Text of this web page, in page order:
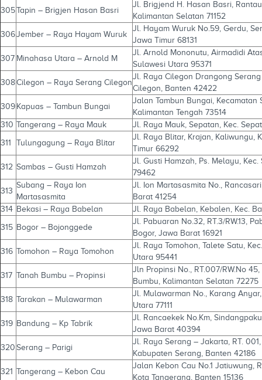
305Tapin – Brigjen Hasan Basri
Jl. Brigjend H. Hasan Basri,
Kalimantan Selatan 71152
306Jember – Raya Hayam Wuruk
Jl. Hayam Wuruk No.59, Gerdu,
Jawa Timur 68131
307 Minahasa Utara – Arnold M
Jl. Arnold Mononutu, Airmadidi
Sulawesi Utara 95371
308Cilegon – Raya Serang Cilegon
Jl. Raya Cilegon Drangong
Cilegon, Banten 42422
309 Kapuas – Tambun Bungai
Jalan Tambun Bungai, Kecamatan
Kalimantan Tengah 73514
310 Tangerang – Raya Mauk Jl. Raya Mauk, Sepatan, Kec.
311 Tulungagung – Raya Blitar
Jl. Raya Blitar, Krajan, Kaliwungu,
Timur 66292
312 Sambas – Gusti Hamzah
Jl. Gusti Hamzah, Ps. Melayu,
79462
313
Subang – Raya Ion
Martasasmita
Jl. Ion Martasasmita No.,
Barat 41254
314 Bekasi – Raya Babelan Jl. Raya Babelan, Kebalen, Kec.
315 Bogor – Bojonggede
Jl. Pabuaran No.32, RT.3/RW.13,
Bogor, Jawa Barat 16921
316 Tomohon – Raya Tomohon
Jl. Raya Tomohon, Talete Satu,
Utara 95441
317 Tanah Bumbu – Propinsi
Jln Propinsi No., RT.007/RW.No
Bumbu, Kalimantan Selatan 72275
318 Tarakan – Mulawarman
Jl. Mulawarman No., Karang
Utara 77111
319 Bandung – Kp Tabrik
Jl. Rancaekek No.Km,
Jawa Barat 40394
320 Serang – Parigi
Jl. Raya Serang – Jakarta, RT.
Kabupaten Serang, Banten 42186
321 Tangerang – Kebon Cau
Jalan Kebon Cau No.1 Jatiuwung,
Kota Tangerang, Banten 15136